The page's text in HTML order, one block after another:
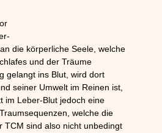
die körperliche Seele, welche
und der Träume
gelangt ins Blut, wird dort
seiner Umwelt im Reinen ist,
im Leber-Blut jedoch eine
welche die
TCM sind also nicht unbedingt